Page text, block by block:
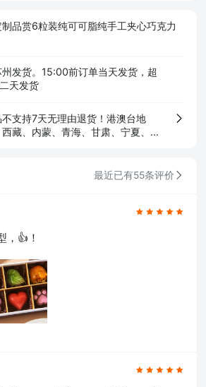
品赏6粒装纯可可脂纯手工夹心巧克力
发货。15:00前订单当天发货，超
天发货
支持7天无理由退货！港澳台地
藏、内蒙、青海、甘肃、宁夏、贵
最近已有55条评价
，👍！